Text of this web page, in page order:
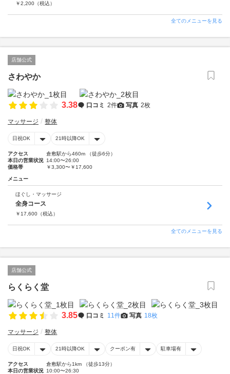
￥2,200 （税込）
全てのメニューを見る
店舗公式
さわやか
3.38 口コミ 2件 写真 2枚
マッサージ 整体
日祝OK 21時以降OK
アクセス
倉敷駅から460m （徒歩6分）
本日の営業状況 14:00〜26:00
価格帯
￥3,300〜￥17,600
メニュー
ほぐし・マッサージ
全身コース
￥ 17,600 （税込）
全てのメニューを見る
店舗公式
らくらく堂
3.85 口コミ 11件 写真 18枚
マッサージ 整体
日祝OK 21時以降OK クーポン有 駐車場有
アクセス
倉敷駅から1km （徒歩13分）
本日の営業状況 10:00〜26:30